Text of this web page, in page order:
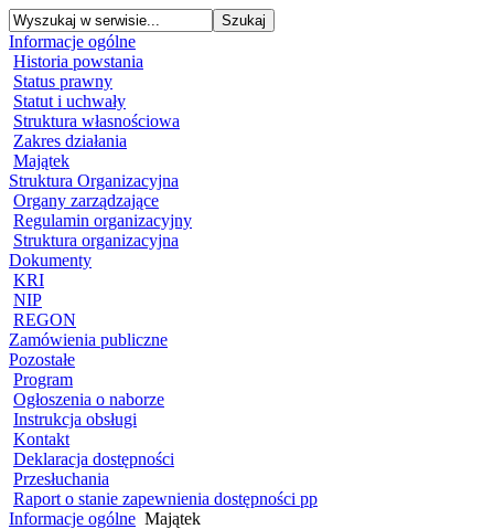
Informacje ogólne
Historia powstania
Status prawny
Statut i uchwały
Struktura własnościowa
Zakres działania
Majątek
Struktura Organizacyjna
Organy zarządzające
Regulamin organizacyjny
Struktura organizacyjna
Dokumenty
KRI
NIP
REGON
Zamówienia publiczne
Pozostałe
Program
Ogłoszenia o naborze
Instrukcja obsługi
Kontakt
Deklaracja dostępności
Przesłuchania
Raport o stanie zapewnienia dostępności pp
Informacje ogólne Majątek